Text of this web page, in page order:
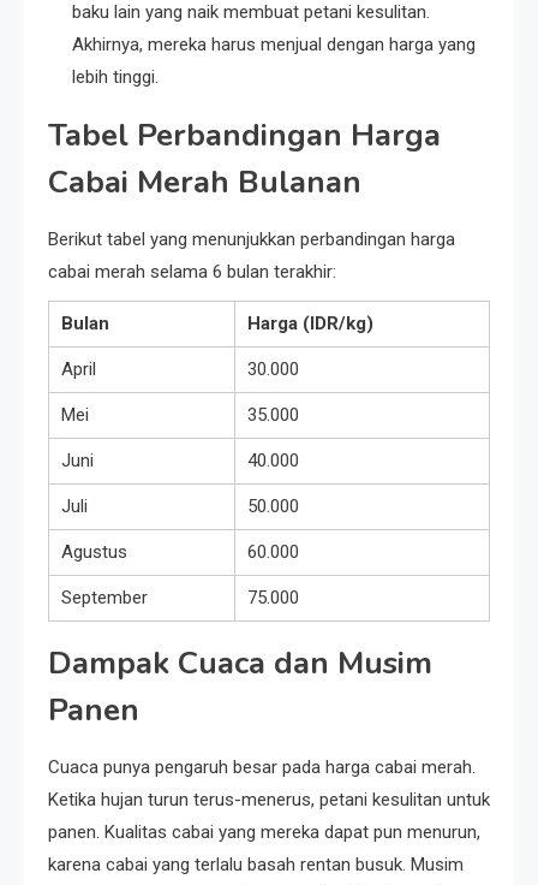
baku lain yang naik membuat petani kesulitan.
Akhirnya, mereka harus menjual dengan harga yang
lebih tinggi.
Tabel Perbandingan Harga
Cabai Merah Bulanan
Berikut tabel yang menunjukkan perbandingan harga
cabai merah selama 6 bulan terakhir:
Bulan Harga (IDR/kg)
April 30.000
Mei 35.000
Juni 40.000
Juli 50.000
Agustus 60.000
September 75.000
Dampak Cuaca dan Musim
Panen
Cuaca punya pengaruh besar pada harga cabai merah.
Ketika hujan turun terus-menerus, petani kesulitan untuk
panen. Kualitas cabai yang mereka dapat pun menurun,
karena cabai yang terlalu basah rentan busuk. Musim